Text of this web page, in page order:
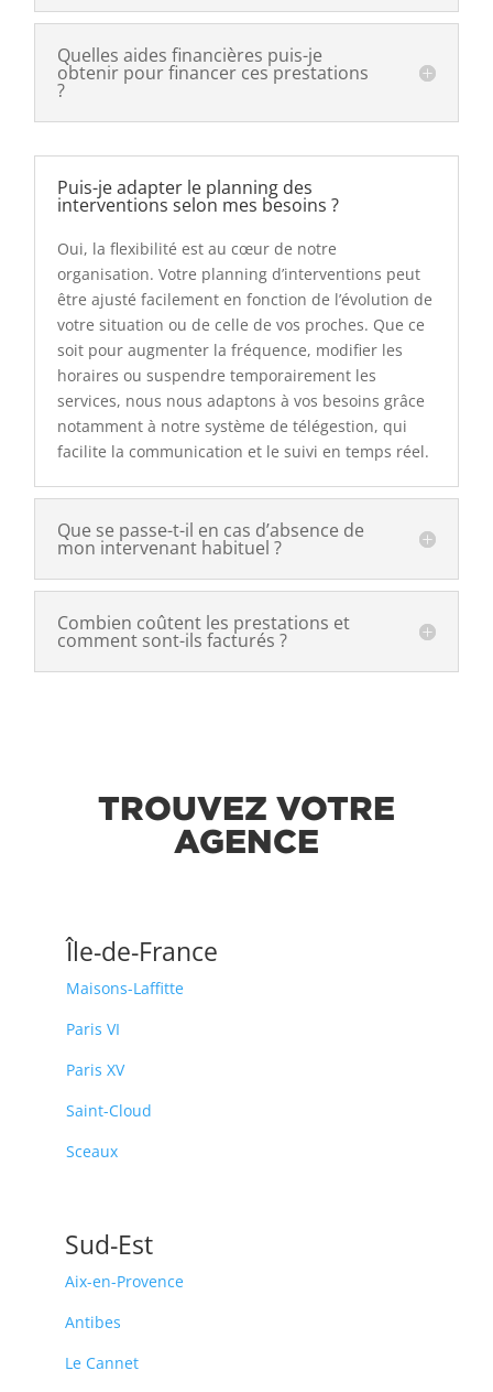
Quelles aides financières puis-je
obtenir pour financer ces prestations
?
Puis-je adapter le planning des
interventions selon mes besoins ?
Oui, la flexibilité est au cœur de notre
organisation. Votre planning d’interventions peut
être ajusté facilement en fonction de l’évolution de
votre situation ou de celle de vos proches. Que ce
soit pour augmenter la fréquence, modifier les
horaires ou suspendre temporairement les
services, nous nous adaptons à vos besoins grâce
notamment à notre système de télégestion, qui
facilite la communication et le suivi en temps réel.
Que se passe-t-il en cas d’absence de
mon intervenant habituel ?
Combien coûtent les prestations et
comment sont-ils facturés ?
TROUVEZ VOTRE
AGENCE
Île-de-France
Maisons-Laffitte
Paris VI
Paris XV
Saint-Cloud
Sceaux
Sud-Est
Aix-en-Provence
Antibes
Le Cannet